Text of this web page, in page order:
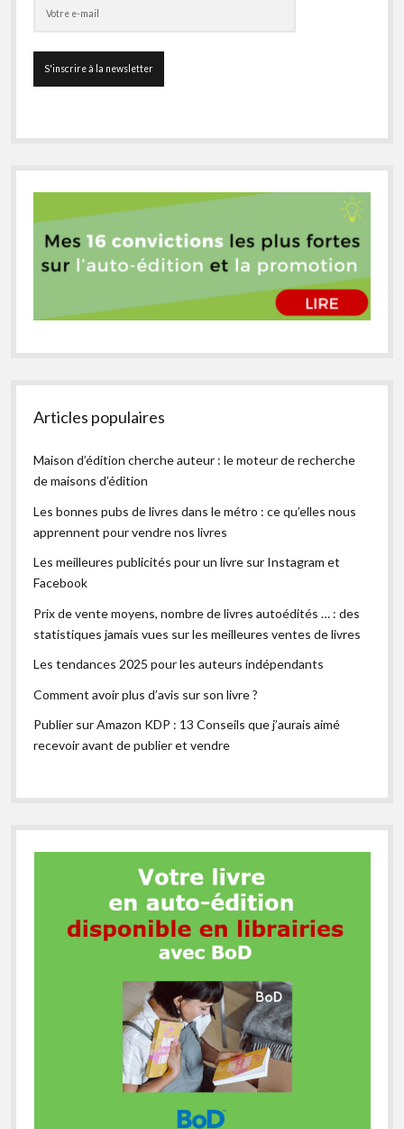
Articles populaires
Maison d’édition cherche auteur : le moteur de recherche
de maisons d’édition
Les bonnes pubs de livres dans le métro : ce qu’elles nous
apprennent pour vendre nos livres
Les meilleures publicités pour un livre sur Instagram et
Facebook
Prix de vente moyens, nombre de livres autoédités … : des
statistiques jamais vues sur les meilleures ventes de livres
Les tendances 2025 pour les auteurs indépendants
Comment avoir plus d’avis sur son livre ?
Publier sur Amazon KDP : 13 Conseils que j’aurais aimé
recevoir avant de publier et vendre